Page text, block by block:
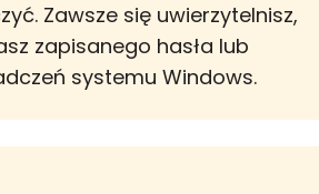
Zawsze się uwierzytelnisz,
zapisanego hasła lub
systemu Windows.